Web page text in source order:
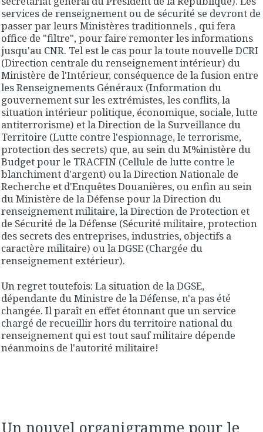
services de renseignement ou de sécurité se devront de
passer par leurs Ministères traditionnels , qui fera
office de "filtre", pour faire remonter les informations
jusqu'au CNR. Tel est le cas pour la toute nouvelle DCRI
(Direction centrale du renseignement intérieur) du
Ministère de l'Intérieur, conséquence de la fusion entre
les Renseignements Généraux (Information du
gouvernement sur les extrémistes, les conflits, la
situation intérieur politique, économique, sociale, lutte
antiterrorisme) et la Direction de la Surveillance du
Territoire (Lutte contre l'espionnage, le terrorisme,
protection des secrets) que, au sein du M%inistère du
Budget pour le TRACFIN (Cellule de lutte contre le
blanchiment d'argent) ou la Direction Nationale de
Recherche et d'Enquêtes Douanières, ou enfin au sein
du Ministère de la Défense pour la Direction du
renseignement militaire, la Direction de Protection et
de Sécurité de la Défense (Sécurité militaire, protection
des secrets des entreprises, industries, objectifs a
caractère militaire) ou la DGSE (Chargée du
renseignement extérieur).
Un regret toutefois: La situation de la DGSE,
dépendante du Ministre de la Défense, n'a pas été
changée. Il paraît en effet étonnant que un service
chargé de recueillir hors du territoire national du
renseignement qui est tout sauf militaire dépende
néanmoins de l'autorité militaire!
Un nouvel organigramme pour le